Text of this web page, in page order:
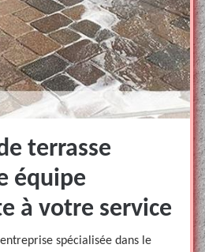
terrasse
équipe
à votre service
spécialisée dans le